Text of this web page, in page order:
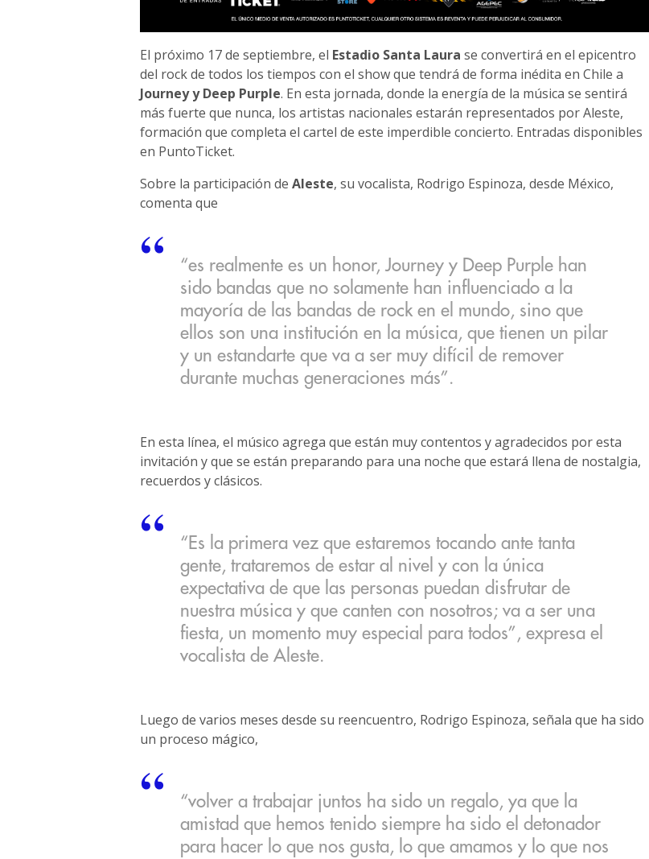
El próximo 17 de septiembre, el Estadio Santa Laura se convertirá en el epicentro
del rock de todos los tiempos con el show que tendrá de forma inédita en Chile a
Journey y Deep Purple. En esta jornada, donde la energía de la música se sentirá
más fuerte que nunca, los artistas nacionales estarán representados por Aleste,
formación que completa el cartel de este imperdible concierto. Entradas disponibles
en PuntoTicket.
Sobre la participación de Aleste, su vocalista, Rodrigo Espinoza, desde México,
comenta que
“es realmente es un honor, Journey y Deep Purple han
sido bandas que no solamente han influenciado a la
mayoría de las bandas de rock en el mundo, sino que
ellos son una institución en la música, que tienen un pilar
y un estandarte que va a ser muy difícil de remover
durante muchas generaciones más”.
En esta línea, el músico agrega que están muy contentos y agradecidos por esta
invitación y que se están preparando para una noche que estará llena de nostalgia,
recuerdos y clásicos.
“Es la primera vez que estaremos tocando ante tanta
gente, trataremos de estar al nivel y con la única
expectativa de que las personas puedan disfrutar de
nuestra música y que canten con nosotros; va a ser una
fiesta, un momento muy especial para todos”, expresa el
vocalista de Aleste.
Luego de varios meses desde su reencuentro, Rodrigo Espinoza, señala que ha sido
un proceso mágico,
“volver a trabajar juntos ha sido un regalo, ya que la
amistad que hemos tenido siempre ha sido el detonador
para hacer lo que nos gusta, lo que amamos y lo que nos